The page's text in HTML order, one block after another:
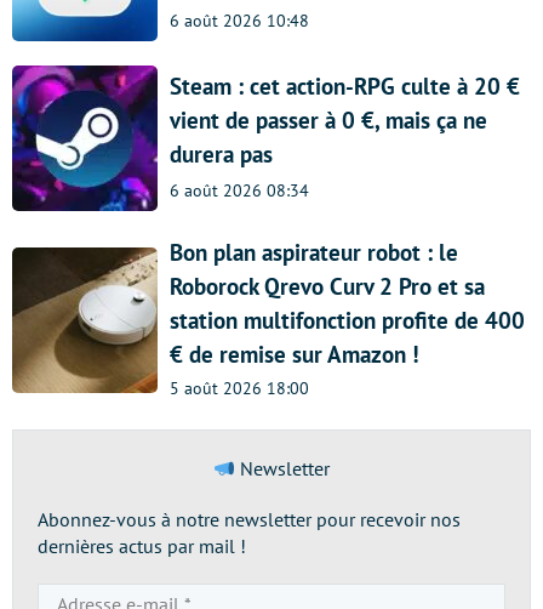
6 août 2026 10:48
Steam : cet action-RPG culte à 20 €
vient de passer à 0 €, mais ça ne
durera pas
6 août 2026 08:34
Bon plan aspirateur robot : le
Roborock Qrevo Curv 2 Pro et sa
station multifonction profite de 400
€ de remise sur Amazon !
5 août 2026 18:00
Newsletter
Abonnez-vous à notre newsletter pour recevoir nos
dernières actus par mail !